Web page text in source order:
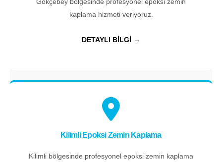
Gökçebey bölgesinde profesyonel epoksi zemin
kaplama hizmeti veriyoruz.
DETAYLI BİLGİ →
Kilimli Epoksi Zemin Kaplama
Kilimli bölgesinde profesyonel epoksi zemin kaplama